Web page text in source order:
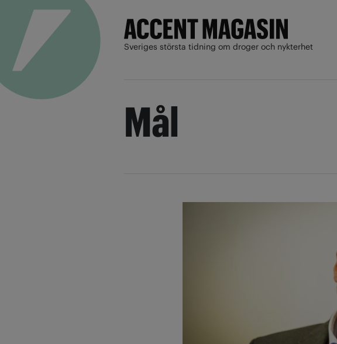
Sveriges största tidning om droger och nykterhet
Mål